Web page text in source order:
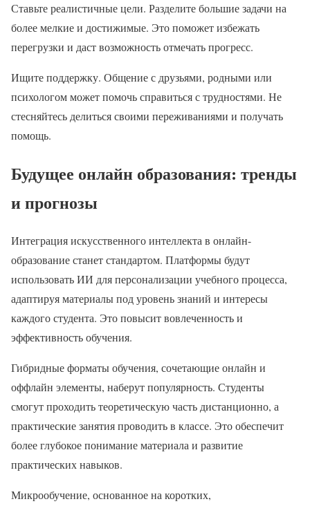
Ставьте реалистичные цели. Разделите большие задачи на
более мелкие и достижимые. Это поможет избежать
перегрузки и даст возможность отмечать прогресс.
Ищите поддержку. Общение с друзьями, родными или
психологом может помочь справиться с трудностями. Не
стесняйтесь делиться своими переживаниями и получать
помощь.
Будущее онлайн образования: тренды
и прогнозы
Интеграция искусственного интеллекта в онлайн-
образование станет стандартом. Платформы будут
использовать ИИ для персонализации учебного процесса,
адаптируя материалы под уровень знаний и интересы
каждого студента. Это повысит вовлеченность и
эффективность обучения.
Гибридные форматы обучения, сочетающие онлайн и
оффлайн элементы, наберут популярность. Студенты
смогут проходить теоретическую часть дистанционно, а
практические занятия проводить в классе. Это обеспечит
более глубокое понимание материала и развитие
практических навыков.
Микрообучение, основанное на коротких,